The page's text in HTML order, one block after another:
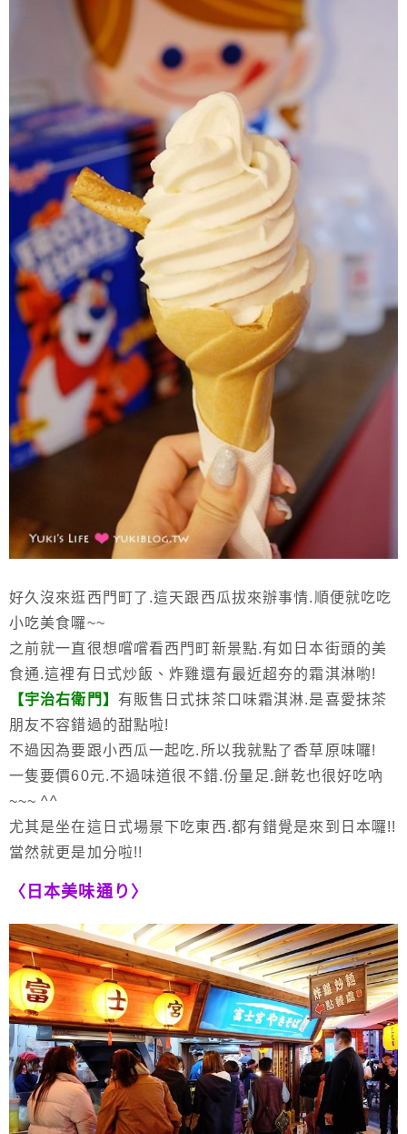
好久沒來逛西門町了.這天跟西瓜拔來辦事情.順便就吃吃
小吃美食囉~~
之前就一直很想嚐嚐看西門町新景點.有如日本街頭的美
食通.這裡有日式炒飯、炸雞還有最近超夯的霜淇淋喲!
【宇治右衛門】 有販售日式抹茶口味霜淇淋.是喜愛抹茶
朋友不容錯過的甜點啦!
不過因為要跟小西瓜一起吃.所以我就點了香草原味囉!
一隻要價60元.不過味道很不錯.份量足.餅乾也很好吃吶
~~~ ^^
尤其是坐在這日式場景下吃東西.都有錯覺是來到日本囉!!
當然就更是加分啦!!
〈日本美味通り〉